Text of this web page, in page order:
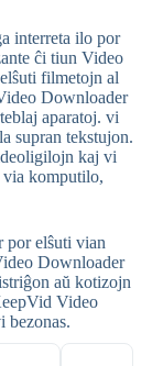
interreta ilo por
ĉi tiun Video
filmetojn al
Downloader
aparatoj. vi
supran tekstujon.
kaj vi
via komputilo,
elŝuti vian
Downloader
aŭ kotizojn
Video
bezonas.